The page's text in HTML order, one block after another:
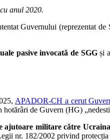
anul 2020.
Guvernului (reprezentat de
pasive invocată de SGGși a
APADOR-CH a cerut
de Guvern (HG)
militare către
nr. 182/2002 privind